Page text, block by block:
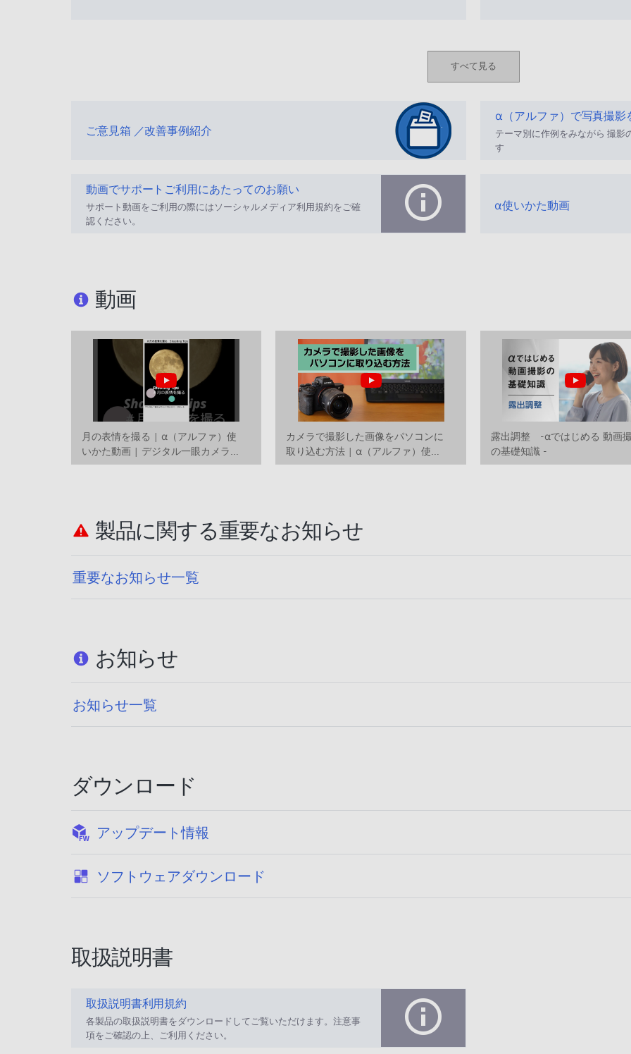
すべて見る
ご意見箱 ／改善事例紹介
α（アルファ）で写真撮影
テーマ別に作例をみながら 撮影
す
動画でサポートご利用にあたってのお願い
サポート動画をご利用の際にはソーシャルメディア利用規約をご確
認ください。
α使いかた動画
動画
月の表情を撮る | α（アルファ）使
いかた動画 | デジタル一眼カメラ
α（アルファ）
カメラで撮影した画像をパソコンに
取り込む方法 | α（アルファ）使い
かた動画
露出調整 -αではじめる 動画
の基礎知識 -
製品に関する重要なお知らせ
重要なお知らせ一覧
お知らせ
お知らせ一覧
ダウンロード
アップデート情報
ソフトウェアダウンロード
取扱説明書
取扱説明書利用規約
各製品の取扱説明書をダウンロードしてご覧いただけます。注意事
項をご確認の上、ご利用ください。